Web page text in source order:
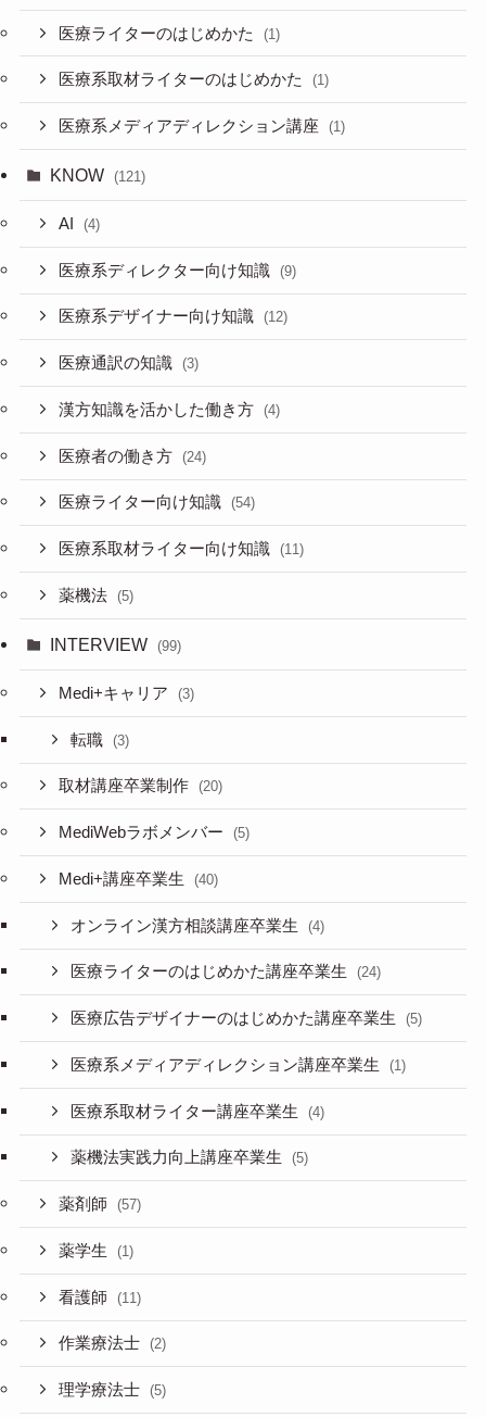
医療ライターのはじめかた (1)
医療系取材ライターのはじめかた (1)
医療系メディアディレクション講座 (1)
KNOW (121)
AI (4)
医療系ディレクター向け知識 (9)
医療系デザイナー向け知識 (12)
医療通訳の知識 (3)
漢方知識を活かした働き方 (4)
医療者の働き方 (24)
医療ライター向け知識 (54)
医療系取材ライター向け知識 (11)
薬機法 (5)
INTERVIEW (99)
Medi+キャリア (3)
転職 (3)
取材講座卒業制作 (20)
MediWebラボメンバー (5)
Medi+講座卒業生 (40)
オンライン漢方相談講座卒業生 (4)
医療ライターのはじめかた講座卒業生 (24)
医療広告デザイナーのはじめかた講座卒業生 (5)
医療系メディアディレクション講座卒業生 (1)
医療系取材ライター講座卒業生 (4)
薬機法実践力向上講座卒業生 (5)
薬剤師 (57)
薬学生 (1)
看護師 (11)
作業療法士 (2)
理学療法士 (5)